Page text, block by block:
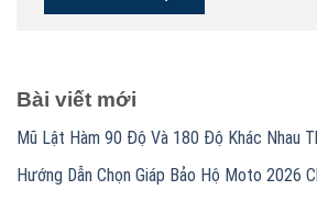
Bài viết mới
Mũ Lật Hàm 90 Độ Và 180 Độ Khác Nhau
Hướng Dẫn Chọn Giáp Bảo Hộ Moto 2026